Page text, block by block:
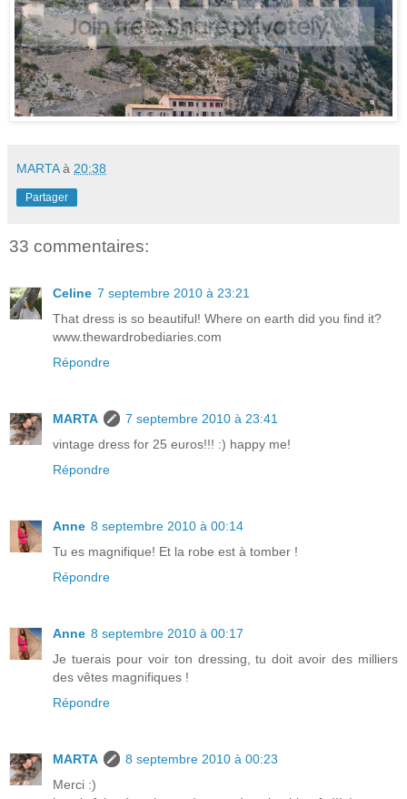
MARTA à 20:38
Partager
33 commentaires:
Celine 7 septembre 2010 à 23:21
That dress is so beautiful! Where on earth did you find it?
www.thewardrobediaries.com
Répondre
MARTA
7 septembre 2010 à 23:41
vintage dress for 25 euros!!! :) happy me!
Répondre
Anne 8 septembre 2010 à 00:14
Tu es magnifique! Et la robe est à tomber !
Répondre
Anne 8 septembre 2010 à 00:17
Je tuerais pour voir ton dressing, tu doit avoir des milliers
des vêtes magnifiques !
Répondre
MARTA
8 septembre 2010 à 00:23
Merci :)